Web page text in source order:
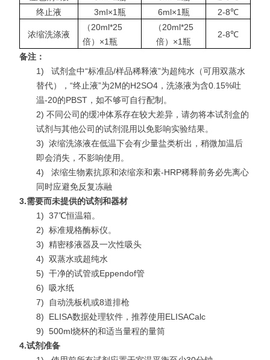
终止液
3ml×1瓶 6ml×1瓶 2-8℃
浓缩洗涤液
（20ml*25
倍）×1瓶
（20ml*25
倍）×1瓶
2-8℃
备注：
1)
试剂盒中“标准品/样品稀释液”为超纯水（可用双蒸水
替代），“终止液”为2M的H2SO4，洗涤液为含0.15%吐
温-20的PBST，如不够可自行配制。
2) 不同公司的缓冲体系存在较大差异，请勿将本试剂盒的
试剂与其他公司的试剂混用以免影响实验结果。
3) 浓缩洗涤液在低温下会有少量盐类析出，稍微加温后
即会消失，不影响使用。
4)
浓缩生物素抗原和浓缩亲和素-HRP稀释前务必先离心
同时应避免反复冻融
3.需要而未提供的试剂和器材
1) 37℃恒温箱。
2) 标准规格酶标仪。
3) 精密移液器及一次性吸头
4) 双蒸水或超纯水
5) 干净的试管或Eppendof管
6) 吸水纸
7)
自动洗板机或8道排枪
8)
ELISA数据处理软件，推荐使用ELISACalc
9) 500ml烧杯的和适当量程的量筒
4.试剂准备